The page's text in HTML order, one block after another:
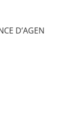
D’AGEN